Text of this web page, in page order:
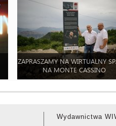
ZAPRASZAMY NA WIRTUALNY
NA MONTE CASSINO
Wydawnictwa